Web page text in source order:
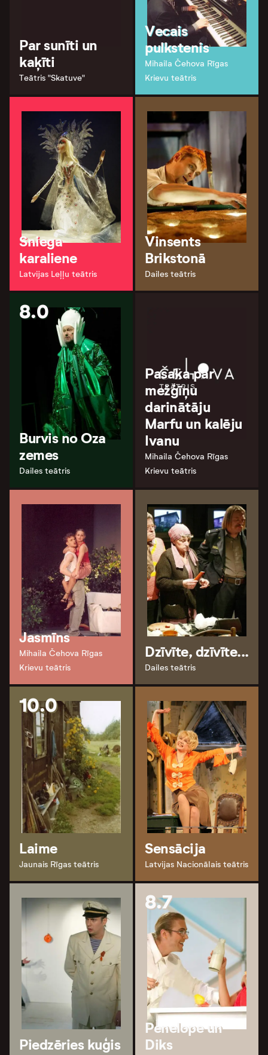
Par sunīti un
kaķīti
Teātris "Skatuve"
Vecais
pulkstenis
Mihaila Čehova Rīgas
Krievu teātris
Sniega
karaliene
Latvijas Leļļu teātris
Vinsents
Brikstonā
Dailes teātris
8.0
Burvis no Oza
zemes
Dailes teātris
Pasaka par
mežģīņu
darinātāju
Marfu un kalēju
Ivanu
Mihaila Čehova Rīgas
Krievu teātris
Jasmīns
Mihaila Čehova Rīgas
Krievu teātris
Dzīvīte, dzīvīte...
Dailes teātris
10.0
Laime
Jaunais Rīgas teātris
Sensācija
Latvijas Nacionālais teātris
Piedzēries kuģis
8.7
Penelope un
Diks